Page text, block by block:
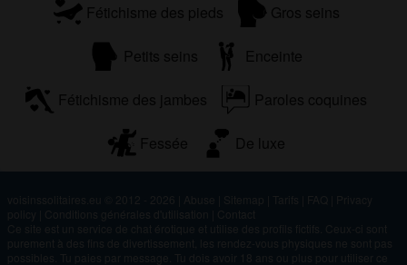
Fétichisme des pieds Gros seins
Petits seins Enceinte
Fétichisme des jambes Paroles coquines
Fessée De luxe